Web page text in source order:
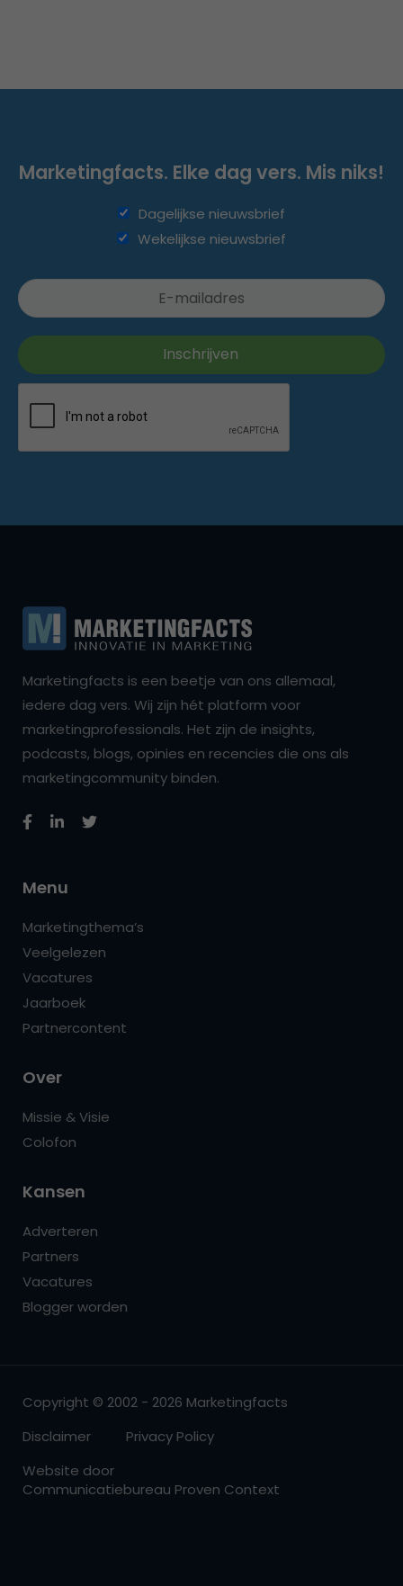
Marketingfacts. Elke dag vers. Mis niks!
Dagelijkse nieuwsbrief
Wekelijkse nieuwsbrief
Marketingfacts is een beetje van ons allemaal,
iedere dag vers. Wij zijn hét platform voor
marketingprofessionals. Het zijn de insights,
podcasts, blogs, opinies en recencies die ons als
marketingcommunity binden.
Menu
Marketingthema’s
Veelgelezen
Vacatures
Jaarboek
Partnercontent
Over
Missie & Visie
Colofon
Kansen
Adverteren
Partners
Vacatures
Blogger worden
Copyright © 2002 - 2026 Marketingfacts
Disclaimer
Privacy Policy
Website door
Communicatiebureau Proven Context